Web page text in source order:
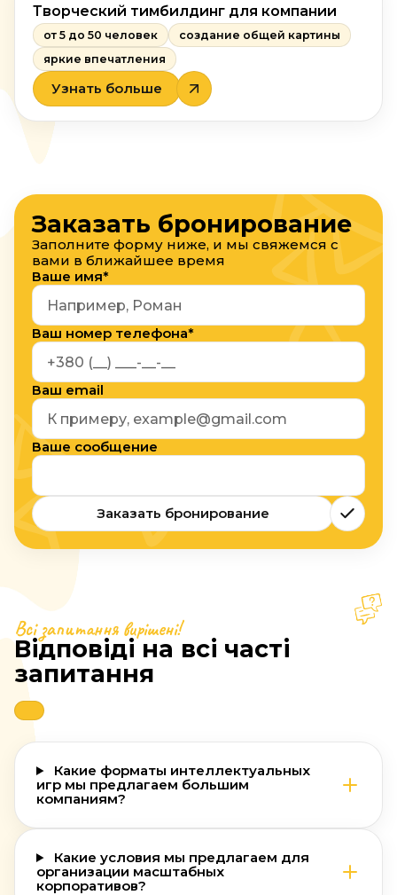
Творческий тимбилдинг для компании
от 5 до 50 человек
создание общей картины
яркие впечатления
Узнать больше
Заказать бронирование
Заполните форму ниже, и мы свяжемся с
вами в ближайшее время
Ваше имя*
Ваш номер телефона*
Ваш email
Ваше сообщение
Заказать бронирование
Відповіді на всі часті
запитання
Всі запитання вирішені!
Какие форматы интеллектуальных
игр мы предлагаем большим
компаниям?
Какие условия мы предлагаем для
организации масштабных
корпоративов?